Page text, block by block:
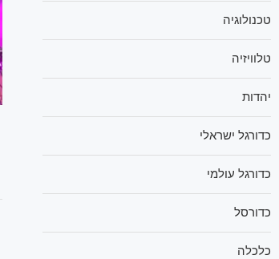
טכנולוגיה
טלוויזיה
יהדות
כדורגל ישראלי
כדורגל עולמי
כדורסל
כלכלה